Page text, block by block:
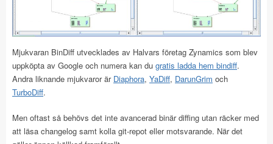
Mjukvaran BinDiff utvecklades av Halvars företag Zynamics som blev
uppköpta av Google och numera kan du gratis ladda hem bindiff.
Andra liknande mjukvaror är Diaphora, YaDiff, DarunGrim och
TurboDiff.
Men oftast så behövs det inte avancerad binär diffing utan räcker med
att läsa changelog samt kolla git-repot eller motsvarande. När det